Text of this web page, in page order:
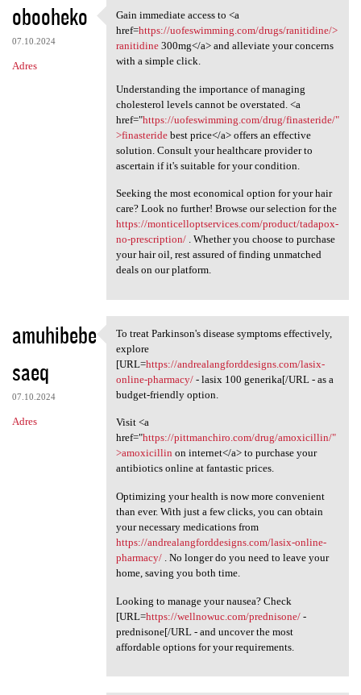
obooheko
07.10.2024
Adres
Gain immediate access to <a
Gain immediate access to <a
href=https://uofeswimming.com/drugs/ranitidine/>
ranitidine300mg</a> and alleviate your concerns
with a simple click.
Understanding the importance of managing
cholesterol levels cannot be overstated. <a
href="https://uofeswimming.com/drug/finasteride/"
>finasteridebest price</a> offers an effective
solution. Consult your healthcare provider to
ascertain if it's suitable for your condition.
Seeking the most economical option for your hair
care? Look no further! Browse our selection for the
https://monticelloptservices.com/product/tadapox-
no-prescription/. Whether you choose to purchase
your hair oil, rest assured of finding unmatched
deals on our platform.
amuhibebe
saeq
07.10.2024
Adres
To treat Parkinson's disease
To treat Parkinson's disease symptoms effectively,
explore
[URL=https://andrealangforddesigns.com/lasix-
online-pharmacy/- lasix 100 generika[/URL - as a
budget-friendly option.
Visit <a
href="https://pittmanchiro.com/drug/amoxicillin/"
>amoxicillin on internet</a> to purchase your
antibiotics online at fantastic prices.
Optimizing your health is now more convenient
than ever. With just a few clicks, you can obtain
your necessary medications from
https://andrealangforddesigns.com/lasix-online-
pharmacy/. No longer do you need to leave your
home, saving you both time.
Looking to manage your nausea? Check
[URL=https://wellnowuc.com/prednisone/-
prednisone[/URL - and uncover the most
affordable options for your requirements.